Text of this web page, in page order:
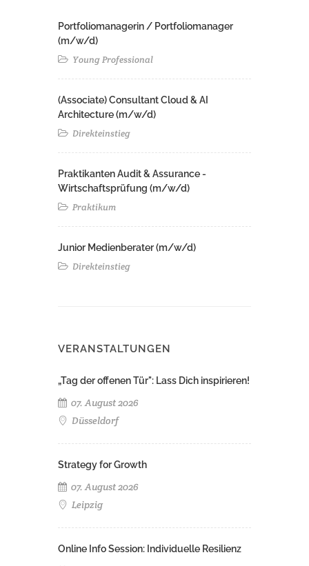
Portfoliomanagerin / Portfoliomanager
(m/w/d)
Young Professional
(Associate) Consultant Cloud & AI
Architecture (m/w/d)​ ​
Direkteinstieg
Praktikanten Audit & Assurance -
Wirtschaftsprüfung (m/w/d)
Praktikum
Junior Medienberater (m/w/d)
Direkteinstieg
VERANSTALTUNGEN
„Tag der offenen Tür": Lass Dich inspirieren!
07. August 2026
Düsseldorf
Strategy for Growth
07. August 2026
Leipzig
Online Info Session: Individuelle Resilienz